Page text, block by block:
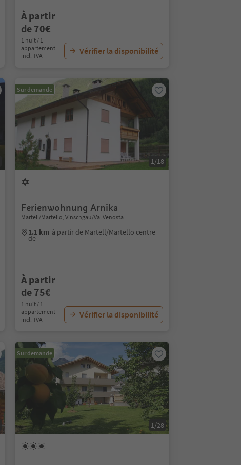
À partir
de 70€
1 nuit / 1
appartement
incl. TVA
Vérifier la disponibilité
Sur demande
1/18
Ferienwohnung Arnika
Martell/Martello, Vinschgau/Val Venosta
1.1 km à partir de Martell/Martello centre
de
À partir
de 75€
1 nuit / 1
appartement
incl. TVA
Vérifier la disponibilité
Sur demande
1/28